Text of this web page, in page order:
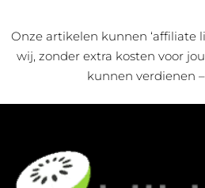
Onze artikelen kunnen ‘affiliate
wij, zonder extra kosten voor
kunnen verdienen –